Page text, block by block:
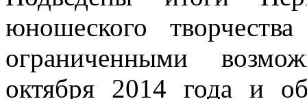
юношеского
ограниченными
октября 2014 года и